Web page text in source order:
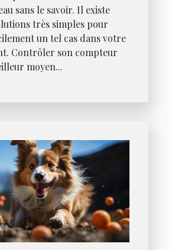
sans le savoir. Il existe
très simples pour
un tel cas dans votre
Contrôler son compteur
moyen...